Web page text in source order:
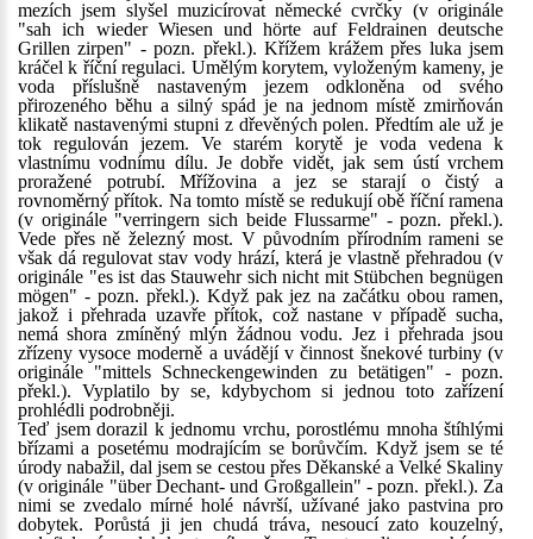
mezích jsem slyšel muzicírovat německé cvrčky (v originále
"sah ich wieder Wiesen und hörte auf Feldrainen deutsche
Grillen zirpen" - pozn. překl.). Křížem krážem přes luka jsem
kráčel k říční regulaci. Umělým korytem, vyloženým kameny, je
voda příslušně nastaveným jezem odkloněna od svého
přirozeného běhu a silný spád je na jednom místě zmirňován
klikatě nastavenými stupni z dřevěných polen. Předtím ale už je
tok regulován jezem. Ve starém korytě je voda vedena k
vlastnímu vodnímu dílu. Je dobře vidět, jak sem ústí vrchem
proražené potrubí. Mřížovina a jez se starají o čistý a
rovnoměrný přítok. Na tomto místě se redukují obě říční ramena
(v originále "verringern sich beide Flussarme" - pozn. překl.).
Vede přes ně železný most. V původním přírodním rameni se
však dá regulovat stav vody hrází, která je vlastně přehradou (v
originále "es ist das Stauwehr sich nicht mit Stübchen begnügen
mögen" - pozn. překl.). Když pak jez na začátku obou ramen,
jakož i přehrada uzavře přítok, což nastane v případě sucha,
nemá shora zmíněný mlýn žádnou vodu. Jez i přehrada jsou
zřízeny vysoce moderně a uvádějí v činnost šnekové turbiny (v
originále "mittels Schneckengewinden zu betätigen" - pozn.
překl.). Vyplatilo by se, kdybychom si jednou toto zařízení
prohlédli podrobněji.
Teď jsem dorazil k jednomu vrchu, porostlému mnoha štíhlými
břízami a posetému modrajícím se borůvčím. Když jsem se té
úrody nabažil, dal jsem se cestou přes Děkanské a Velké Skaliny
(v originále "über Dechant- und Großgallein" - pozn. překl.). Za
nimi se zvedalo mírné holé návrší, užívané jako pastvina pro
dobytek. Porůstá ji jen chudá tráva, nesoucí zato kouzelný,